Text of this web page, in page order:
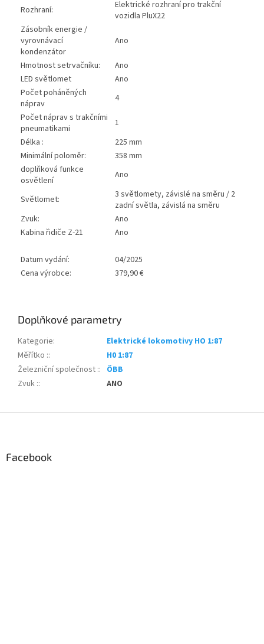
Rozhraní:
Elektrické rozhraní pro trakční
vozidla PluX22
Zásobník energie /
vyrovnávací
kondenzátor
Ano
Hmotnost setrvačníku:
Ano
LED světlomet
Ano
Počet poháněných
náprav
4
Počet náprav s trakčními
pneumatikami
1
Délka :
225 mm
Minimální poloměr:
358 mm
doplňková funkce
osvětlení
Ano
Světlomet:
3 světlomety, závislé na směru / 2
zadní světla, závislá na směru
Zvuk:
Ano
Kabina řidiče Z-21
Ano
Datum vydání:
04/2025
Cena výrobce:
379,90 €
Doplňkové parametry
Kategorie:
Elektrické lokomotivy HO 1:87
Měřítko ::
H0 1:87
Železniční společnost :: ÖBB
Zvuk :: ANO
Facebook